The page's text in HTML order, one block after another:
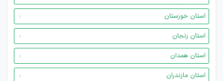
استان خوزستان
استان زنجان
استان همدان
استان مازندران